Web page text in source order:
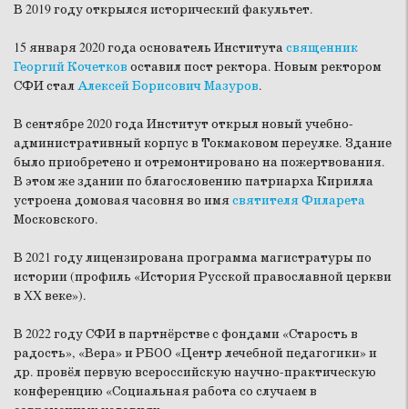
В 2019 году открылся исторический факультет.
15 января 2020 года основатель Институтасвященник
Георгий Кочетков оставил пост ректора. Новым ректором
СФИ сталАлексей Борисович Мазуров.
В сентябре 2020 года Институт открыл новый учебно-
административный корпус в Токмаковом переулке. Здание
было приобретено и отремонтировано на пожертвования.
В этом же здании по благословению патриарха Кирилла
устроена домовая часовня во имясвятителя Филарета
Московского.
В 2021 году лицензирована программа магистратуры по
истории (профиль «История Русской православной церкви
в XX веке»).
В 2022 году СФИ в партнёрстве с фондами «Старость в
радость», «Вера» и РБОО «Центр лечебной педагогики» и
др. провёл первую всероссийскую научно-практическую
конференцию «Социальная работа со случаем в